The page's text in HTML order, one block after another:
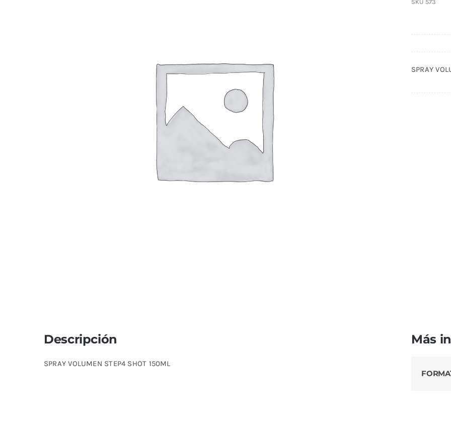
SKU 573
SPRAY
Descripción
SPRAY VOLUMEN STEP4 SHOT 150ML
Más